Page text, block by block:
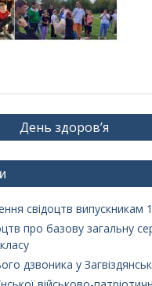
День здоров’я
свідоцтв випускникам
про базову загальну
дзвоника у